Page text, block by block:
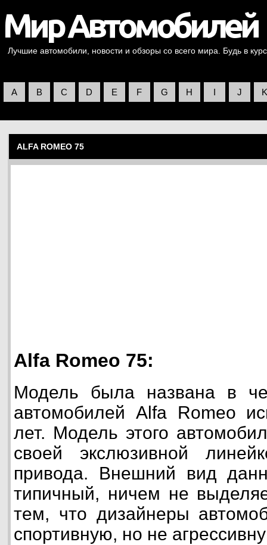
Лучшие автомобили, новости и обзоры со всего мира. Будь в
A B C D E F G H I J K
ALFA ROMEO 75
Alfa Romeo 75:
Модель была названа в
автомобилей Alfa Romeo
лет. Модель этого
своей экслюзивной
привода. Внешний вид
типичный, ничем не
тем, что дизайнеры
спортивную, но не